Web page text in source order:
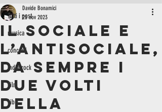
Tutti i post
musica
concerti
indie rock
Film
Libri
Il sociale e
l’antisociale,
da sempre i
due volti
della
Davide Bonamici
25 nov 2023